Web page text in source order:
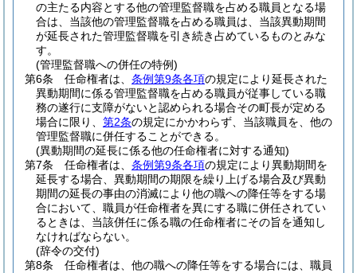
の主たる内容とする他の管理監督職を占める職員となる場
合は、当該他の管理監督職を占める職員は、当該異動期間
が延長された管理監督職を引き続き占めているものとみな
す。
(管理監督職への併任の特例)
第6条
任命権者は、 条例第9条各項の規定により延長された
異動期間に係る管理監督職を占める職員が従事している職
務の遂行に支障がないと認められる場合その町長が定める
場合に限り、 第2条の規定にかかわらず、当該職員を、他の
管理監督職に併任することができる。
(異動期間の延長に係る他の任命権者に対する通知)
第7条
任命権者は、 条例第9条各項の規定により異動期間を
延長する場合、異動期間の期限を繰り上げる場合及び異動
期間の延長の事由の消滅により他の職への降任等をする場
合において、職員が任命権者を異にする職に併任されてい
るときは、当該併任に係る職の任命権者にその旨を通知し
なければならない。
(辞令の交付)
第8条
任命権者は、他の職への降任等をする場合には、職員